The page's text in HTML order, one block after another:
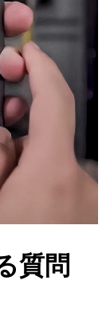
質問